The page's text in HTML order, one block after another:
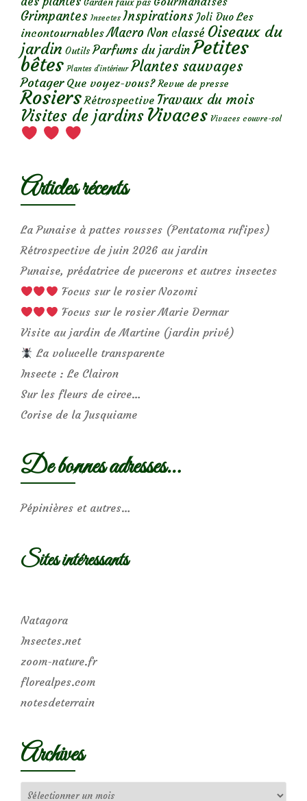
Garden faux pas
Grimpantes Insectes Inspirations Joli Duo Les
incontournables Macro Non classé Oiseaux du
jardin Outils Parfums du jardinPetites
bêtes Plantes d’intérieur Plantes sauvages
Potager Que voyez-vous? Revue de presse
Rosiers Rétrospective Travaux du mois
Visites de jardins Vivaces Vivaces couvre-sol
Articles récents
La Punaise à pattes rousses (Pentatoma rufipes)
Rétrospective de juin 2026 au jardin
Punaise, prédatrice de pucerons et autres insectes
Focus sur le rosier Nozomi
Focus sur le rosier Marie Dermar
Visite au jardin de Martine (jardin privé)
La volucelle transparente
Insecte : Le Clairon
Sur les fleurs de circe…
Corise de la Jusquiame
De bonnes adresses…
Pépinières et autres…
Sites intéressants
Natagora
Insectes.net
zoom-nature.fr
florealpes.com
notesdeterrain
Archives